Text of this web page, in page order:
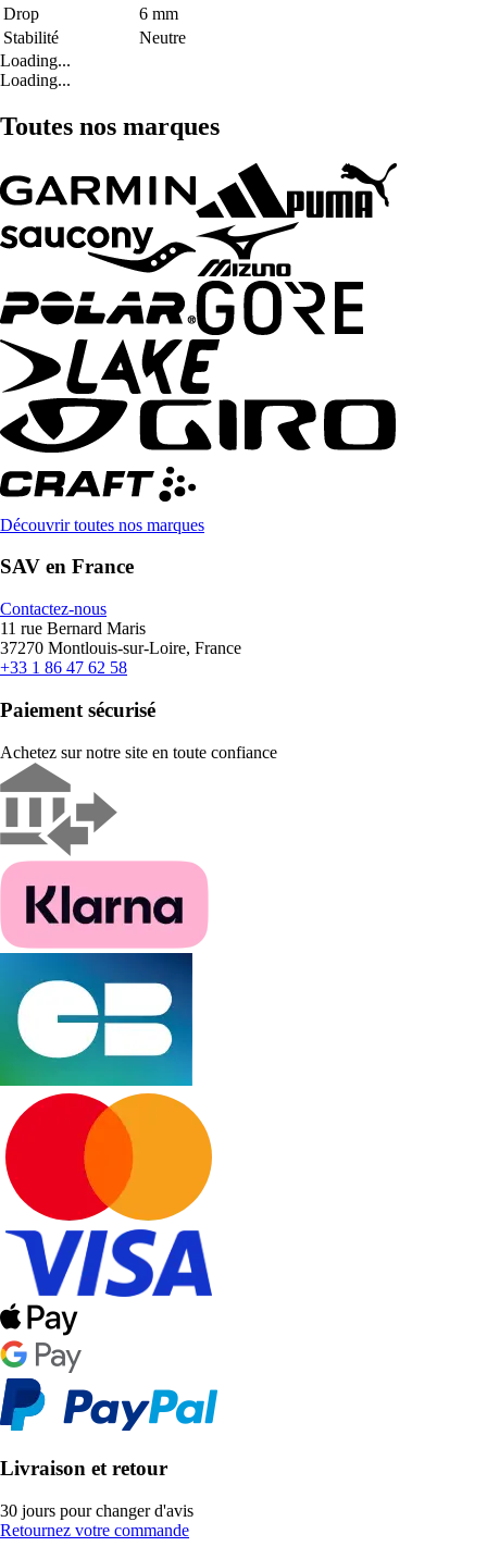
Drop
6 mm
Stabilité
Neutre
Loading...
Loading...
Toutes nos marques
Découvrir toutes nos marques
SAV en France
Contactez-nous
11 rue Bernard Maris
37270 Montlouis-sur-Loire, France
+33 1 86 47 62 58
Paiement sécurisé
Achetez sur notre site en toute confiance
Livraison et retour
30 jours pour changer d'avis
Retournez votre commande